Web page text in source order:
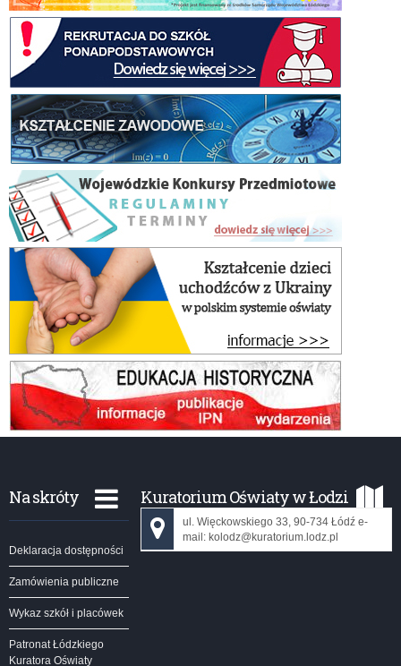
Na skróty
Deklaracja dostępności
Zamówienia publiczne
Wykaz szkół i placówek
Patronat Łódzkiego
Kuratora Oświaty
Kuratorium Oświaty w Łodzi
ul. Więckowskiego 33, 90-734 Łódź e-
mail: kolodz@kuratorium.lodz.pl